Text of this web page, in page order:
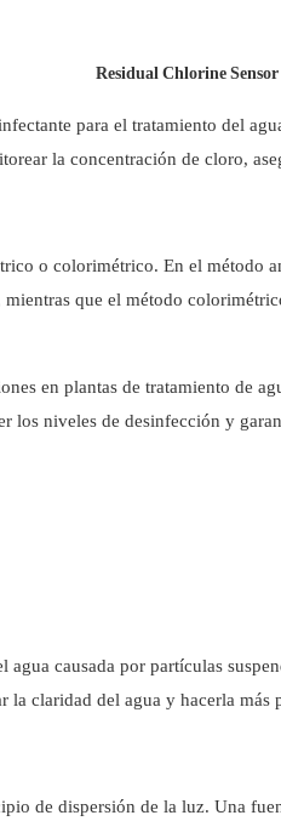
para el tratamiento del
la concentración de cloro,
o colorimétrico. En el método
que el método
en plantas de tratamiento de
los niveles de desinfección y
causada por partículas
claridad del agua y hacerla más
de dispersión de la luz. Una